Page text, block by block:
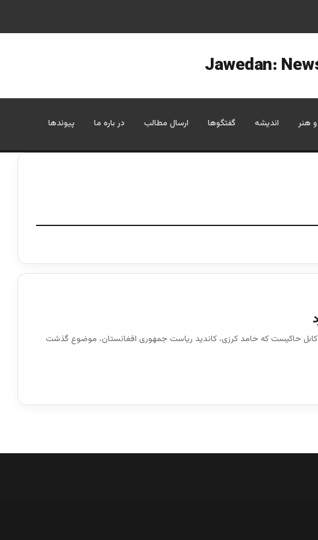
هنر اندیشه گفتگوها ارسال مطالب در باره ما پیوندها
کابل حاکیست که حامد کرزی، کاندید ریاست جمهوری افغانستان، موضوع گذشت